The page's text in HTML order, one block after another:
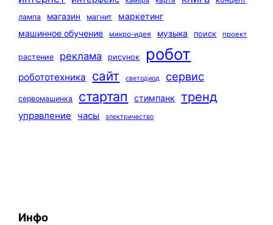
лампа
магазин магнит
маркетинг
машинное обучение
микро-идея музыка поиск проект
растение реклама рисунок робот
робототехника сайт светодиод сервис
сервомашинка стартап стимпанк тренд
управление часы электричество
Инфо